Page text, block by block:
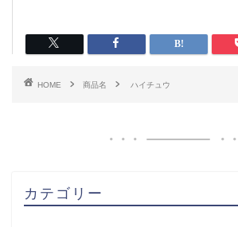
HOME 商品名 ハイチュウ
カテゴリー